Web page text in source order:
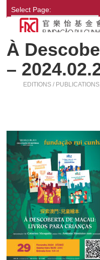
Select Page:
À
–
EDITIONS / PUBLICATIONS